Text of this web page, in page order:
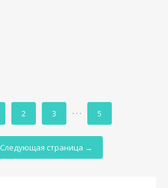
2 3 · · · 5
Следующая страница →